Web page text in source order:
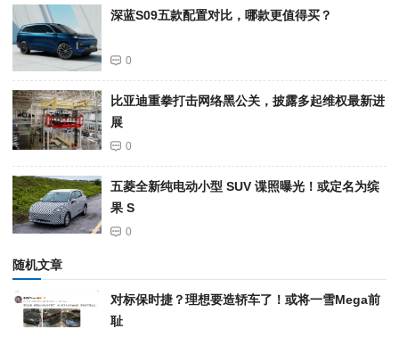
深蓝S09五款配置对比，哪款更值得买？
0
比亚迪重拳打击网络黑公关，披露多起维权最新进
展
0
五菱全新纯电动小型 SUV 谍照曝光！或定名为缤
果 S
0
随机文章
对标保时捷？理想要造轿车了！或将一雪Mega前
耻